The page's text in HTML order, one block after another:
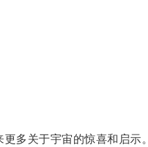
多关于宇宙的惊喜和启示。